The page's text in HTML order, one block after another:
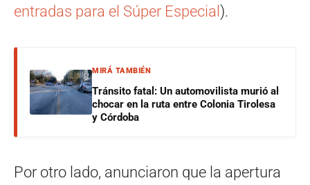
entradas para el Súper Especial ).
MIRÁ TAMBIÉN
Tránsito fatal: Un automovilista murió al
chocar en la ruta entre Colonia Tirolesa
y Córdoba
Por otro lado, anunciaron que la apertura